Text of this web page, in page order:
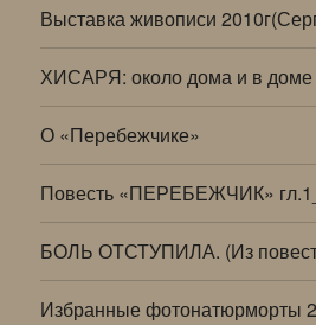
Выставка живописи
ХИСАРЯ: около дома и в доме
О «Перебежчике»
Повесть «ПЕРЕБЕЖЧИК»
БОЛЬ ОТСТУПИЛА. (Из
Избранные фотонатюрморты